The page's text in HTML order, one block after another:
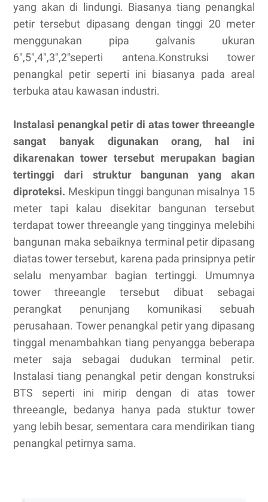
yang akan di lindungi. Biasanya tiang penangkal
petir tersebut dipasang dengan tinggi 20 meter
menggunakan pipa galvanis ukuran
6",5",4",3",2"seperti antena.Konstruksi tower
penangkal petir seperti ini biasanya pada areal
terbuka atau kawasan industri.
Instalasi penangkal petir di atas tower threeangle
sangat banyak digunakan orang, hal ini
dikarenakan tower tersebut merupakan bagian
tertinggi dari struktur bangunan yang akan
diproteksi. Meskipun tinggi bangunan misalnya 15
meter tapi kalau disekitar bangunan tersebut
terdapat tower threeangle yang tingginya melebihi
bangunan maka sebaiknya terminal petir dipasang
diatas tower tersebut, karena pada prinsipnya petir
selalu menyambar bagian tertinggi. Umumnya
tower threeangle tersebut dibuat sebagai
perangkat penunjang komunikasi sebuah
perusahaan. Tower penangkal petir yang dipasang
tinggal menambahkan tiang penyangga beberapa
meter saja sebagai dudukan terminal petir.
Instalasi tiang penangkal petir dengan konstruksi
BTS seperti ini mirip dengan di atas tower
threeangle, bedanya hanya pada stuktur tower
yang lebih besar, sementara cara mendirikan tiang
penangkal petirnya sama.